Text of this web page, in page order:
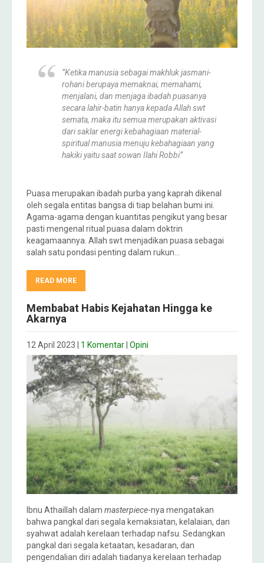
“Ketika manusia sebagai makhluk jasmani-
rohani berupaya memaknai, memahami,
menjalani, dan menjaga ibadah puasanya
secara lahir-batin hanya kepada Allah swt
semata, maka itu semua merupakan aktivasi
dari saklar energi kebahagiaan material-
spiritual manusia menuju kebahagiaan yang
hakiki yaitu saat sowan Ilahi Robbi”
Puasa merupakan ibadah purba yang kaprah dikenal
oleh segala entitas bangsa di tiap belahan bumi ini.
Agama-agama dengan kuantitas pengikut yang besar
pasti mengenal ritual puasa dalam doktrin
keagamaannya. Allah swt menjadikan puasa sebagai
salah satu pondasi penting dalam rukun…
READ MORE
Membabat Habis Kejahatan Hingga ke
Akarnya
12 April 2023 1 Komentar Opini
Ibnu Athaillah dalam masterpiece-nya mengatakan
bahwa pangkal dari segala kemaksiatan, kelalaian, dan
syahwat adalah kerelaan terhadap nafsu. Sedangkan
pangkal dari segala ketaatan, kesadaran, dan
pengendalian diri adalah tiadanya kerelaan terhadap